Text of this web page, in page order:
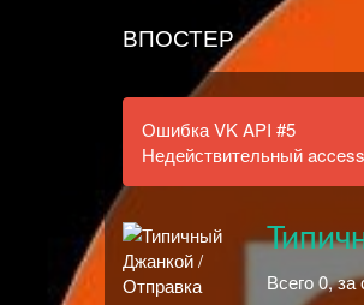
ВПОСТЕР
Ошибка VK API #5
Недействительный
Всего 0,